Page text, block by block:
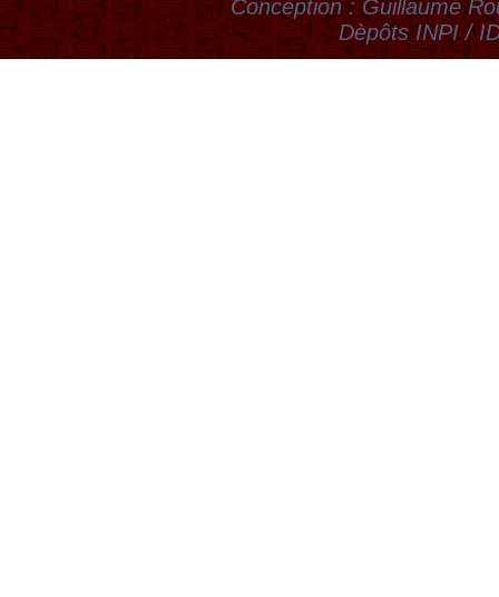
Conception : Guillaume
Dèpôts INPI /